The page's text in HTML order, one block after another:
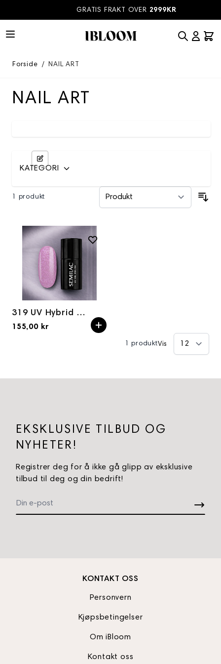
GRATIS FRAKT OVER2999KR
Forside / NAIL ART
NAIL ART
KATEGORI
1 produkt
319 UV Hybrid Semilac Shimmer Dust Pink 7ml
155,00 kr
1 produktVis
KONTAKT OSS
Personvern
Kjøpsbetingelser
Om iBloom
Kontakt oss
EKSKLUSIVE TILBUD OG
NYHETER!
Registrer deg for å ikke gå glipp av eksklusive
tilbud til deg og din bedrift!